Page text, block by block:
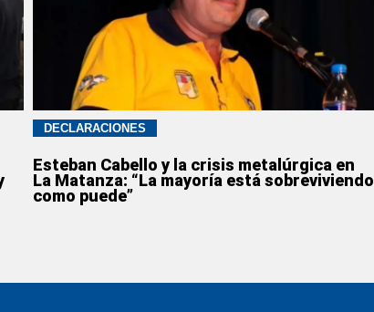
DECLARACIONES
Esteban Cabello y la crisis metalúrgica en
La Matanza: “La mayoría está sobreviviendo
como puede”